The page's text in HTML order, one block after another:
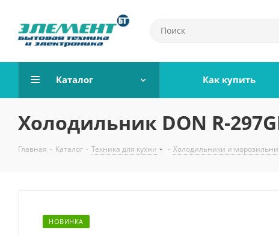
Каталог Как купить
Холодильник DON R-
Главная - Каталог - Техника для кухни - Холодильники и
НОВИНКА